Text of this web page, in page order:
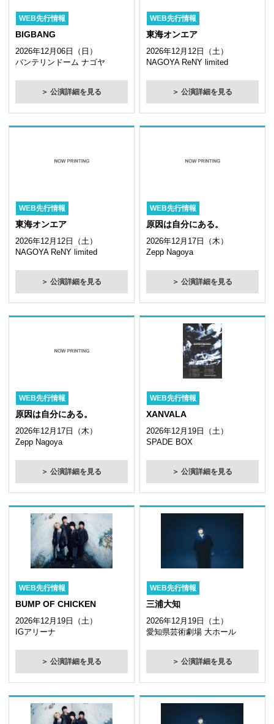
WEB先行情報
BIGBANG
2026年12月06日（日）
バンテリンドーム ナゴヤ
＞ 公演詳細を見る
WEB先行情報
東海オンエア
2026年12月12日（土）
NAGOYA ReNY limited
＞ 公演詳細を見る
WEB先行情報
東海オンエア
2026年12月12日（土）
NAGOYA ReNY limited
＞ 公演詳細を見る
WEB先行情報
原因は自分にある。
2026年12月17日（木）
Zepp Nagoya
＞ 公演詳細を見る
WEB先行情報
原因は自分にある。
2026年12月17日（木）
Zepp Nagoya
＞ 公演詳細を見る
WEB先行情報
XANVALA
2026年12月19日（土）
SPADE BOX
＞ 公演詳細を見る
WEB先行情報
BUMP OF CHICKEN
2026年12月19日（土）
IGアリーナ
＞ 公演詳細を見る
WEB先行情報
三浦大知
2026年12月19日（土）
愛知県芸術劇場 大ホール
＞ 公演詳細を見る